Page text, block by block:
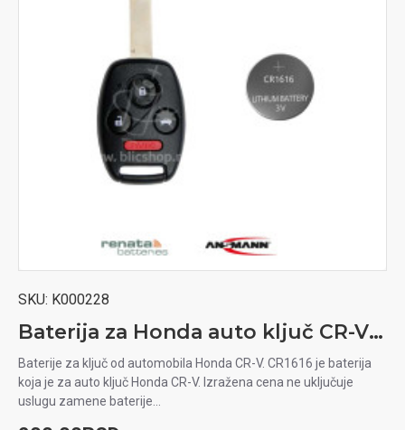
SKU: K000228
Baterija za Honda auto ključ CR-V 2006 - 2013
Baterije za ključ od automobila Honda CR-V. CR1616 je baterija
koja je za auto ključ Honda CR-V. Izražena cena ne uključuje
uslugu zamene baterije...